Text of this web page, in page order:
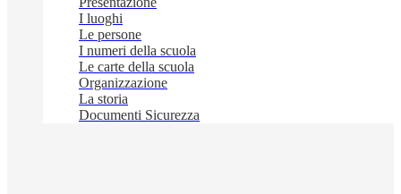
I luoghi
Le persone
I numeri della scuola
Le carte della scuola
Organizzazione
La storia
Documenti Sicurezza